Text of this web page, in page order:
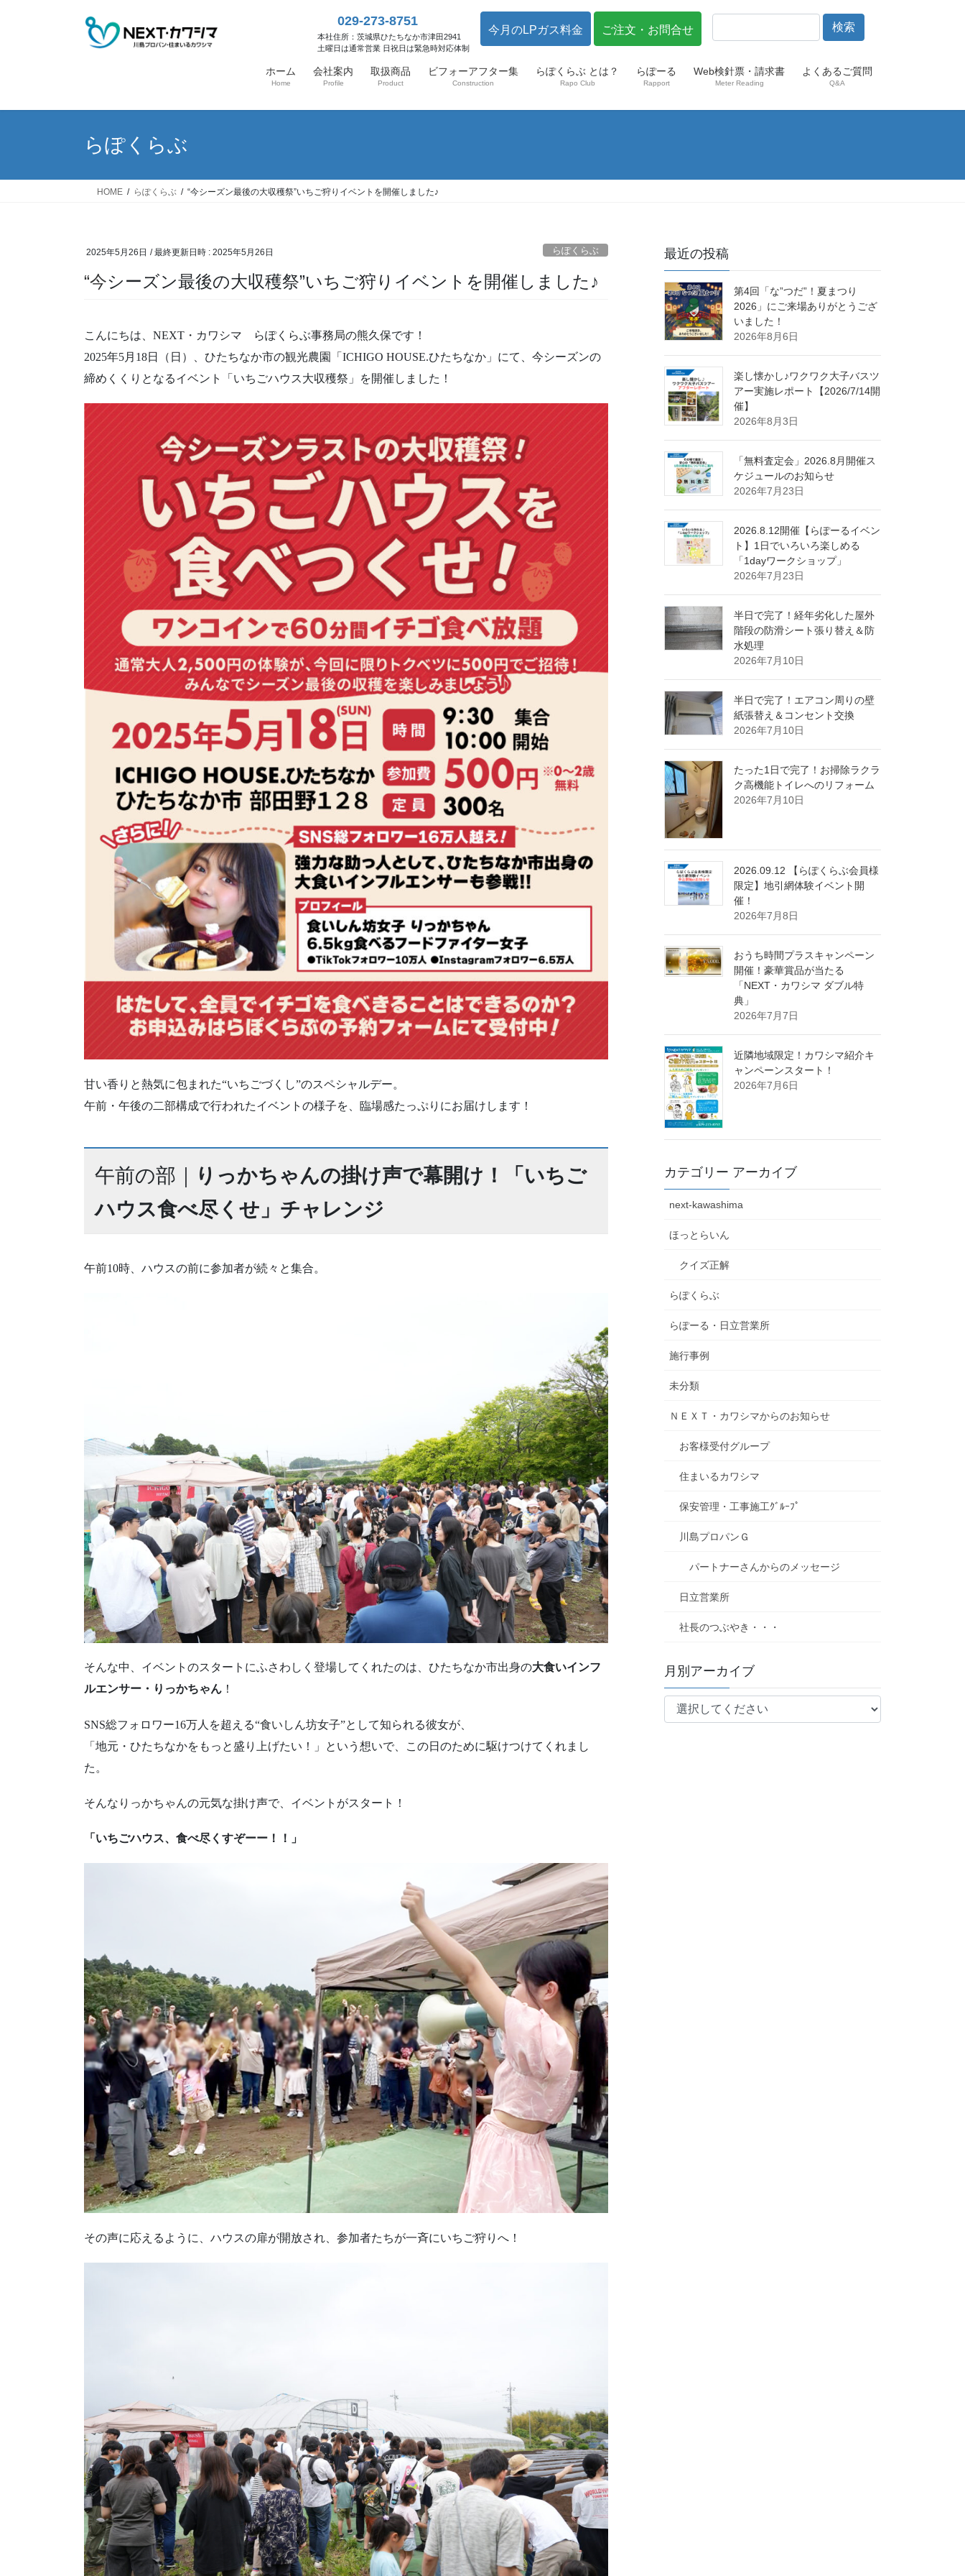
ス
ン
029-273-8751
本社住所：茨城県ひたちなか市津田2941
土曜日は通常営業 日祝日は緊急時対応体制
今月のLPガス料金 ご注文・お問合せ
ホーム
Home
会社案内
Profile
取扱商品
Product
ビフォーアフター集
Construction
らぽくらぶ とは？
Rapo Club
らぽーる
Rapport
Web検針票・請求書
Meter Reading
よくあるご質問
Q&A
らぽくらぶ
HOME らぽくらぶ “今シーズン最後の大収穫祭”いちご狩りイベントを開催しました♪
2025年5月26日 / 最終更新日時 : 2025年5月26日 らぽくらぶ
“今シーズン最後の大収穫祭”いちご狩りイベントを開催しました♪
こんにちは、NEXT・カワシマ らぽくらぶ事務局の熊久保です！
2025年5月18日（日）、ひたちなか市の観光農園「ICHIGO HOUSE.ひたちなか」にて、今シーズンの
締めくくりとなるイベント「いちごハウス大収穫祭」を開催しました！
甘い香りと熱気に包まれた“いちごづくし”のスペシャルデー。
午前・午後の二部構成で行われたイベントの様子を、臨場感たっぷりにお届けします！
午前の部｜
りっかちゃんの掛け声で幕開け！「いちご
ハウス食べ尽くせ」チャレンジ
午前10時、ハウスの前に参加者が続々と集合。
そんな中、イベントのスタートにふさわしく登場してくれたのは、ひたちなか市出身の大食いインフ
ルエンサー・りっかちゃん ！
SNS総フォロワー16万人を超える“食いしん坊女子”として知られる彼女が、
「地元・ひたちなかをもっと盛り上げたい！」という想いで、この日のために駆けつけてくれまし
た。
そんなりっかちゃんの元気な掛け声で、イベントがスタート！
「いちごハウス、食べ尽くすぞーー！！」
その声に応えるように、ハウスの扉が開放され、参加者たちが一斉にいちご狩りへ！
最近の投稿
第4回「な”つだ”！夏まつり
2026」にご来場ありがとうござ
いました！
2026年8月6日
楽し懐かし♪ワクワク大子バスツ
アー実施レポート【2026/7/14開
催】
2026年8月3日
「無料査定会」2026.8月開催ス
ケジュールのお知らせ
2026年7月23日
2026.8.12開催【らぽーるイベン
ト】1日でいろいろ楽しめる
「1dayワークショップ」
2026年7月23日
半日で完了！経年劣化した屋外
階段の防滑シート張り替え＆防
水処理
2026年7月10日
半日で完了！エアコン周りの壁
紙張替え＆コンセント交換
2026年7月10日
たった1日で完了！お掃除ラクラ
ク高機能トイレへのリフォーム
2026年7月10日
2026.09.12 【らぽくらぶ会員様
限定】地引網体験イベント開
催！
2026年7月8日
おうち時間プラスキャンペーン
開催！豪華賞品が当たる
「NEXT・カワシマ ダブル特
典」
2026年7月7日
近隣地域限定！カワシマ紹介キ
ャンペーンスタート！
2026年7月6日
カテゴリー アーカイブ
next-kawashima
ほっとらいん
クイズ正解
らぽくらぶ
らぽーる・日立営業所
施行事例
未分類
ＮＥＸＴ・カワシマからのお知らせ
お客様受付グループ
住まいるカワシマ
保安管理・工事施工ｸﾞﾙｰﾌﾟ
川島プロパンＧ
パートナーさんからのメッセージ
日立営業所
社長のつぶやき・・・
月別アーカイブ